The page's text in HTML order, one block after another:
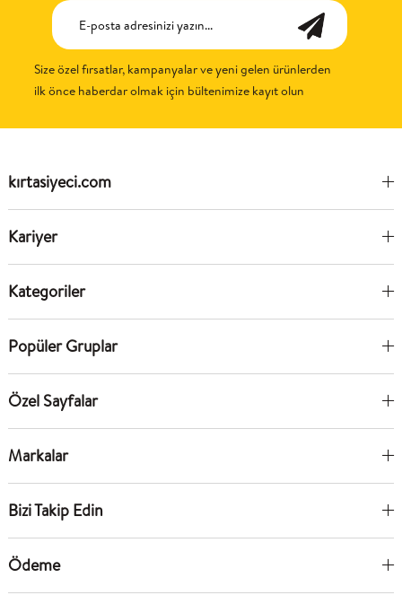
Size özel fırsatlar, kampanyalar ve yeni gelen ürünlerden
ilk önce haberdar olmak için bültenimize kayıt olun
kırtasiyeci.com
Kariyer
Kategoriler
Popüler Gruplar
Özel Sayfalar
Markalar
Bizi Takip Edin
Ödeme